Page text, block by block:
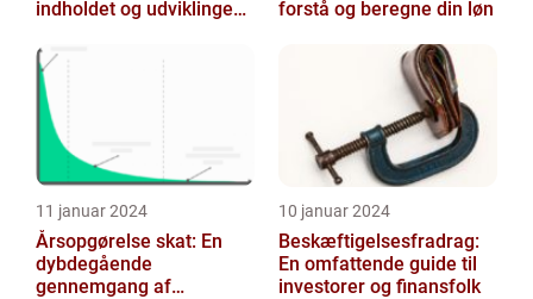
indholdet og udviklingen
forstå og beregne din løn
11 januar 2024
Årsopgørelse skat: En
dybdegående
gennemgang af
10 januar 2024
Beskæftigelsesfradrag:
En omfattende guide til
investorer og finansfolk